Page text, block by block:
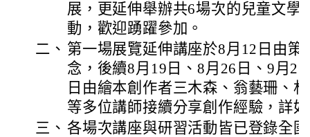
展，更延伸舉辦共6場次的兒童文學
動，歡迎踴躍參加。
二、 第一場展覽延伸講座於8月12日由策
念，後續8月19日、8月26日、9月2
日由繪本創作者三木森、翁藝珊、
等多位講師接續分享創作經驗，詳
三、 各場次講座與研習活動皆已登錄全